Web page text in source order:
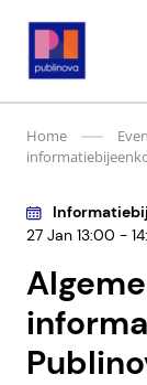
naar
Publinova.nl
Home
27 Jan 13:00 -